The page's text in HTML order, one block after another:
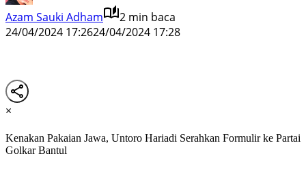
Azam Sauki Adham
2 min baca
24/04/2024 17:2624/04/2024 17:28
×
Kenakan Pakaian Jawa, Untoro Hariadi Serahkan Formulir ke Partai
Golkar Bantul